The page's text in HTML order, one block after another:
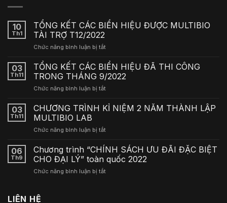
10
Th1
TỔNG KẾT CÁC BIỂN HIỆU ĐƯỢC MULTIBIO
TÀI TRỢ T12/2022
Chức năng bình luận bị tắtở
KẾT
CÁC
BIỂN
HIỆU
MULTIBIO
T12/2022
03
Th11
TỔNG KẾT CÁC BIỂN HIỆU ĐÃ THI CÔNG
TRONG THÁNG 9/2022
Chức năng bình luận bị tắtở
KẾT
HIỆU
THI
CÔNG
TRONG
THÁNG
03
Th11
CHƯƠNG TRÌNH KỈ NIỆM 2 NĂM THÀNH LẬP
MULTIBIO LAB
Chức năng bình luận bị tắtở
TRÌNH
NIỆM
2
06
Th9
Chương trình “CHÍNH SÁCH ƯU ĐÃI ĐẶC BIỆT
CHO ĐẠI LÝ” toàn quốc 2022
Chức năng bình luận bị tắtở
LIÊN HỆ